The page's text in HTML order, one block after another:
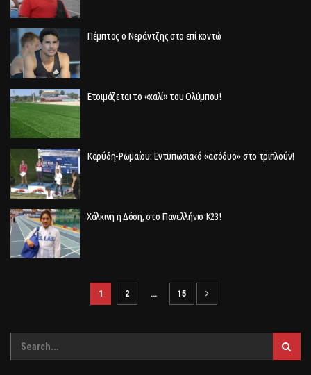
Πέμπτος ο Νεράντζης στο επί κοντώ
Ετοιμάζεται το «χαλί» του Ολύμπου!
Καρύδη-Ρωμαίου: Εντυπωσιακό «ασόδυο» στο τριπλούν!
Χάλκινη η Δόση, στο Πανελλήνιο Κ23!
1 2 … 15